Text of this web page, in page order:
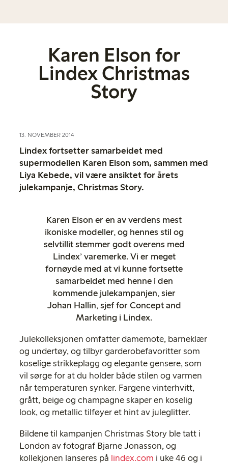
Karen Elson for
Lindex Christmas
Story
13. NOVEMBER 2014
Lindex fortsetter samarbeidet med
supermodellen Karen Elson som, sammen med
Liya Kebede, vil være ansiktet for årets
julekampanje, Christmas Story.
Karen Elson er en av verdens mest
ikoniske modeller, og hennes stil og
selvtillit stemmer godt overens med
Lindex’ varemerke. Vi er meget
fornøyde med at vi kunne fortsette
samarbeidet med henne i den
kommende julekampanjen, sier
Johan Hallin, sjef for Concept and
Marketing i Lindex.
Julekolleksjonen omfatter damemote, barneklær
og undertøy, og tilbyr garderobefavoritter som
koselige strikkeplagg og elegante gensere, som
vil sørge for at du holder både stilen og varmen
når temperaturen synker. Fargene vinterhvitt,
grått, beige og champagne skaper en koselig
look, og metallic tilføyer et hint av juleglitter.
Bildene til kampanjen Christmas Story ble tatt i
London av fotograf Bjarne Jonasson, og
kollekjonen lanseres på lindex.com i uke 46 og i